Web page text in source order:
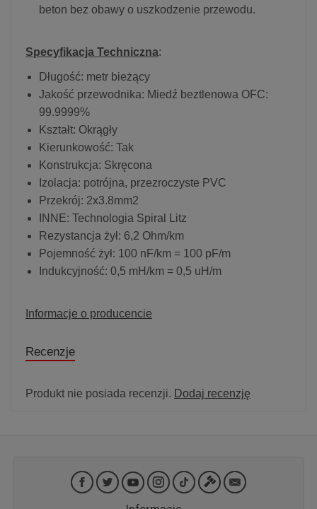
beton bez obawy o uszkodzenie przewodu.
Specyfikacja Techniczna:
Długość: metr bieżący
Jakość przewodnika: Miedź beztlenowa OFC:
99.9999%
Kształt: Okrągły
Kierunkowość: Tak
Konstrukcja: Skręcona
Izolacja: potrójna, przezroczyste PVC
Przekrój: 2x3.8mm2
INNE: Technologia Spiral Litz
Rezystancja żył: 6,2 Ohm/km
Pojemność żył: 100 nF/km = 100 pF/m
Indukcyjność: 0,5 mH/km = 0,5 uH/m
Informacje o producencie
Recenzje
Produkt nie posiada recenzji. Dodaj recenzję